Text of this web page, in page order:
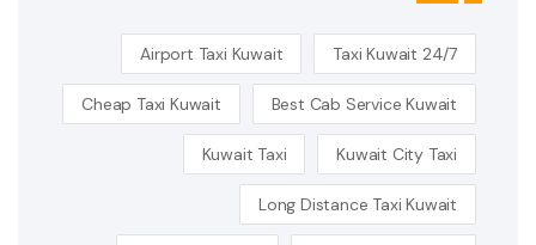
24/7 Taxi Kuwait
Airport Taxi Kuwait
Best Cab Service Kuwait
Cheap Taxi Kuwait
Kuwait City Taxi
Kuwait Taxi
Long Distance Taxi Kuwait